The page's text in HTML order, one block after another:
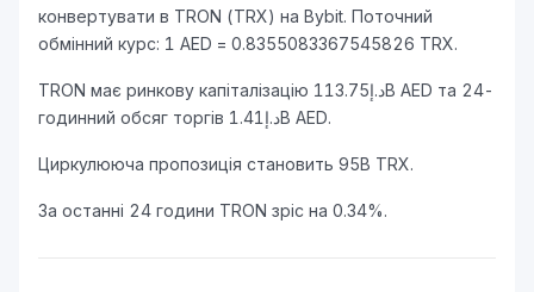
конвертувати в TRON (TRX) на Bybit. Поточний
обмінний курс: 1 AED = 0.8355083367545826 TRX.
TRON має ринкову капіталізацію د.إ113.75B AED та 24-
годинний обсяг торгів د.إ1.41B AED.
Циркулююча пропозиція становить 95B TRX.
За останні 24 години TRON зріс на 0.34%.